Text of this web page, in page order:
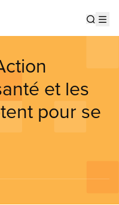
et les
pour se